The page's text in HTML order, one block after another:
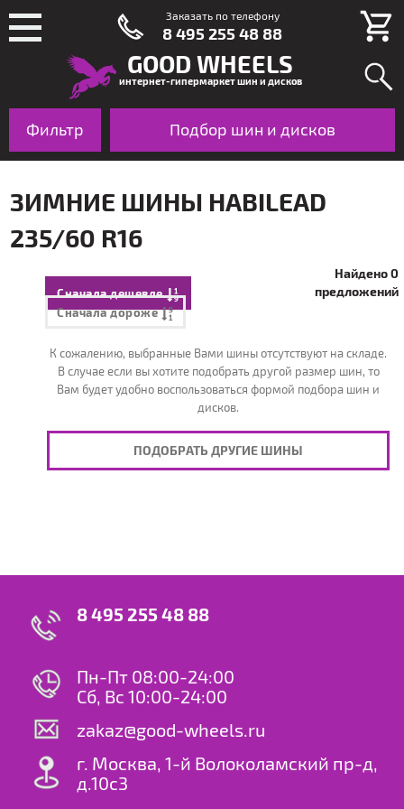
GOOD WHEELS
интернет-гипермаркет шин и дисков
Подбор шин и дисков
Фильтр Шины Диски По авто
ЗИМНИЕ ШИНЫ HABILEAD
235/60 R16
Сначала дешевле
Сначала дороже
Найдено 0
предложений
К сожалению, выбранные Вами шины отсутствуют на складе.
В случае если вы хотите подобрать другой размер шин, то
Вам будет удобно воспользоваться формой подбора шин и
дисков.
ПОДОБРАТЬ ДРУГИЕ ШИНЫ
8 495 255 48 88
Пн-Пт 08:00-24:00
Сб, Вс 10:00-24:00
zakaz@good-wheels.ru
г. Москва, 1-й Волоколамский пр-д,
д.10с3
Заказать по телефону
8 495 255 48 88